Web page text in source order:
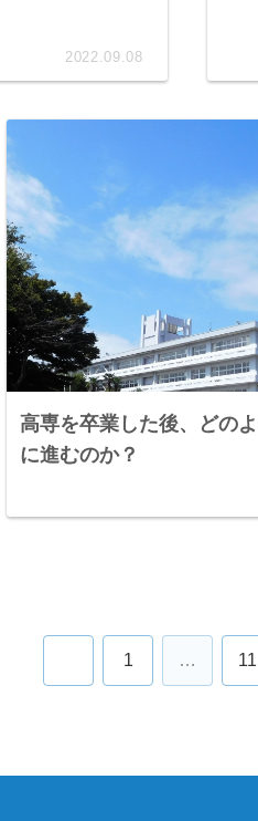
2022.09.08
高専を卒業した後、どの
に進むのか？
1 … 11